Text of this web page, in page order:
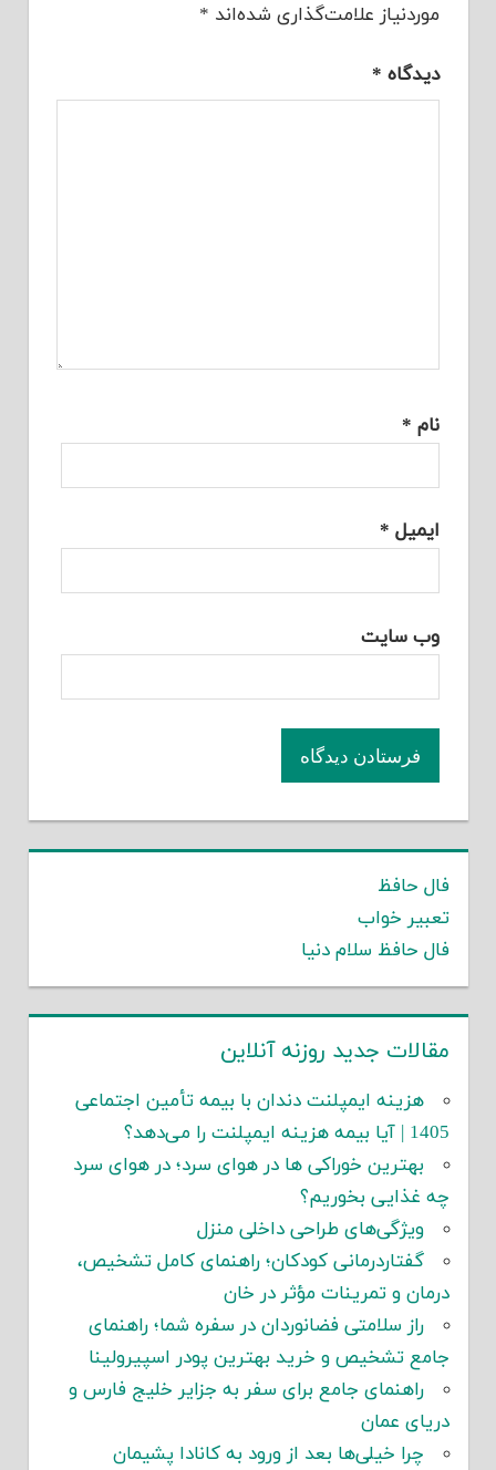
موردنیاز علامت‌گذاری شده‌اند *
دیدگاه *
نام *
ایمیل *
وب‌ سایت
فال حافظ
تعبیر خواب
فال حافظ سلام دنیا
مقالات جدید روزنه آنلاین
هزینه ایمپلنت دندان با بیمه تأمین اجتماعی
1405 | آیا بیمه هزینه ایمپلنت را می‌دهد؟
بهترین خوراکی ها در هوای سرد؛ در هوای سرد
چه غذایی بخوریم؟
ویژگی‌های طراحی داخلی منزل
گفتاردرمانی کودکان؛ راهنمای کامل تشخیص،
درمان و تمرینات مؤثر در خان
راز سلامتی فضانوردان در سفره شما؛ راهنمای
جامع تشخیص و خرید بهترین پودر اسپیرولینا
راهنمای جامع برای سفر به جزایر خلیج فارس و
دریای عمان
چرا خیلی‌ها بعد از ورود به کانادا پشیمان